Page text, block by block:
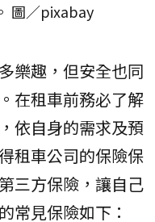
圖／pixabay
樂趣，但安全也同
在租車前務必了解
依自身的需求及預
租車公司的保險保
三方保險，讓自己
常見保險如下：